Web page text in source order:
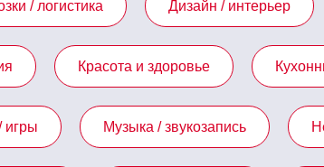
/ логистика Дизайн / интерьер
Красота и здоровье
игры Музыка / звукозапись